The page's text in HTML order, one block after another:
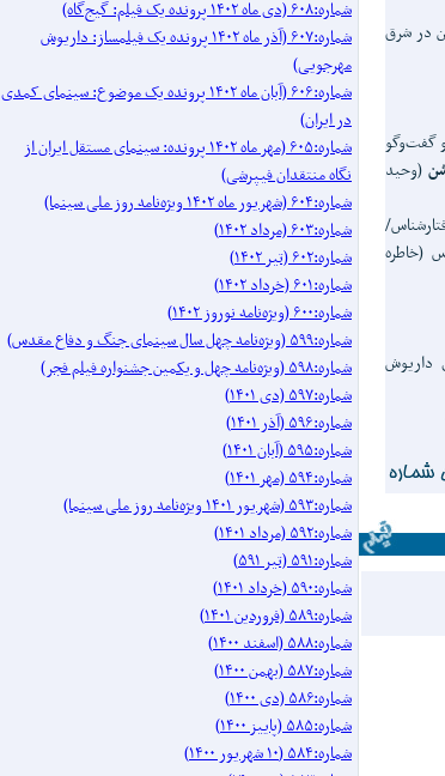
در شرق
گفت‌وگو
(وحید
رفتارشناس/
(خاطره
داریوش
شماره:۶۰۸ (دی ماه ۱۴۰۲ پرونده یک فیلم: گیج‌گاه)
شماره:۶۰۷ (آذر ماه ۱۴۰۲ پرونده یک فیلمساز: داریوش
مهرجویی)
شماره:۶۰۶ (آبان ماه ۱۴۰۲ پرونده یک موضوع: سینمای کمدی
در ایران)
شماره:۶۰۵ (مهر ماه ۱۴۰۲ پرونده: سینمای مستقل ایران از
نگاه منتقدان فیپرشی)
شماره:۶۰۴ (شهریور ماه ۱۴۰۲ ویژه‌نامه روز ملی سینما)
شماره:۶۰۳ (مرداد ۱۴۰۲)
شماره:۶۰۲ (تیر ۱۴۰۲)
شماره:۶۰۱ (خرداد ۱۴۰۲)
شماره:۶۰۰ (ویژه‌نامه نوروز ۱۴۰۲)
شماره:۵۹۹ (ویژه‌نامه چهل سال سینمای جنگ و دفاع مقدس)
شماره:۵۹۸ (ویژه‌نامه چهل و یکمین جشنواره فیلم فجر)
شماره:۵۹۷ (دی ۱۴۰۱)
شماره:۵۹۶ (آذر ۱۴۰۱)
شماره:۵۹۵ (آبان ۱۴۰۱)
شماره:۵۹۴ (مهر ۱۴۰۱)
شماره:۵۹۳ (شهریور ۱۴۰۱ ویژه‌نامه روز ملی سینما)
شماره:۵۹۲ (مرداد ۱۴۰۱)
شماره:۵۹۱ (تیر ۵۹۱)
شماره:۵۹۰ (خرداد ۱۴۰۱)
شماره:۵۸۹ (فروردین ۱۴۰۱)
شماره:۵۸۸ (اسفند ۱۴۰۰)
شماره:۵۸۷ (بهمن ۱۴۰۰)
شماره:۵۸۶ (دی ۱۴۰۰)
شماره:۵۸۵ (پاییز ۱۴۰۰)
شماره:۵۸۴ (۱۰ شهریور ۱۴۰۰)